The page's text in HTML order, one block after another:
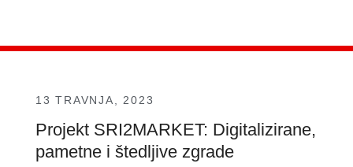
13 TRAVNJA, 2023
Projekt SRI2MARKET: Digitalizirane,
pametne i štedljive zgrade